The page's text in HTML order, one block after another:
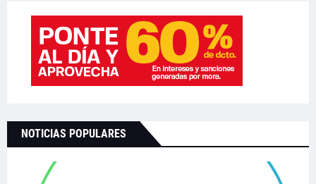
NOTICIAS POPULARES